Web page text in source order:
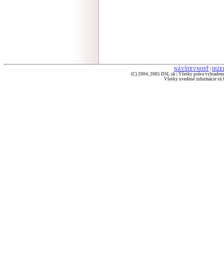
NÁVŠTEVNOSŤ
(C) 2004, 2005 DSL.sk | Všetky práva
Všetky uvedené informácie sú